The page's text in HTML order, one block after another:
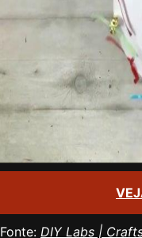
Fonte: DIY Labs |